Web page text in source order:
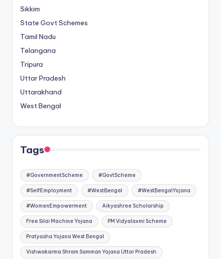
Sikkim
State Govt Schemes
Tamil Nadu
Telangana
Tripura
Uttar Pradesh
Uttarakhand
West Bengal
Tags
#GovernmentScheme #GovtScheme
#SelfEmployment #WestBengal #WestBengalYojana
#WomenEmpowerment Aikyashree Scholarship
Free Silai Machine Yojana PM Vidyalaxmi Scheme
Pratyasha Yojana West Bengal
Vishwakarma Shram Samman Yojana Uttar Pradesh